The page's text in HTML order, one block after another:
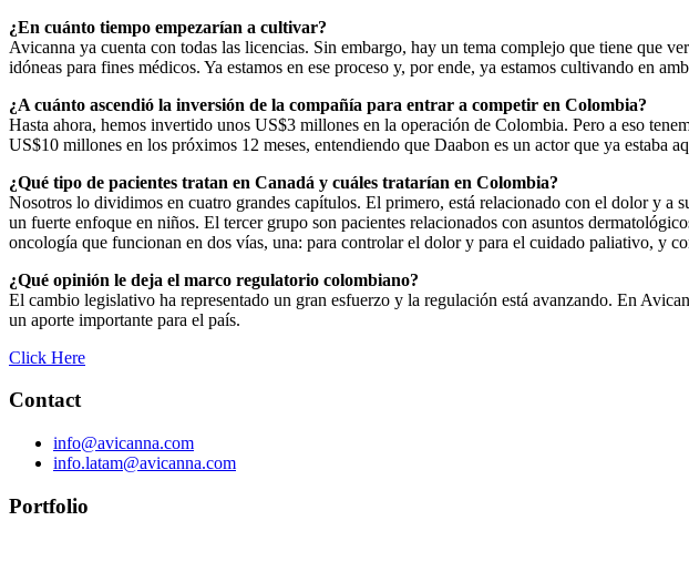
¿En cuánto tiempo empezarían a cultivar?
Avicanna ya cuenta con todas las licencias. Sin embargo, hay un tema complejo que tiene que
idóneas para fines médicos. Ya estamos en ese proceso y, por ende, ya estamos cultivando en
¿A cuánto ascendió la inversión de la compañía para entrar a competir en Colombia?
Hasta ahora, hemos invertido unos US$3 millones en la operación de Colombia. Pero a eso
US$10 millones en los próximos 12 meses, entendiendo que Daabon es un actor que ya estaba
¿Qué tipo de pacientes tratan en Canadá y cuáles tratarían en Colombia?
Nosotros lo dividimos en cuatro grandes capítulos. El primero, está relacionado con el dolor y a
un fuerte enfoque en niños. El tercer grupo son pacientes relacionados con asuntos
oncología que funcionan en dos vías, una: para controlar el dolor y para el cuidado paliativo, y
¿Qué opinión le deja el marco regulatorio colombiano?
El cambio legislativo ha representado un gran esfuerzo y la regulación está avanzando. En
un aporte importante para el país.
Click Here
Contact
info@avicanna.com
info.latam@avicanna.com​
Portfolio